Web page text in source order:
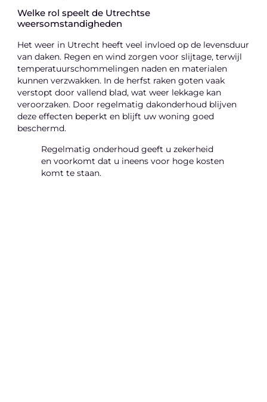
Welke rol speelt de Utrechtse
weersomstandigheden
Het weer in Utrecht heeft veel invloed op de levensduur
van daken. Regen en wind zorgen voor slijtage, terwijl
temperatuurschommelingen naden en materialen
kunnen verzwakken. In de herfst raken goten vaak
verstopt door vallend blad, wat weer lekkage kan
veroorzaken. Door regelmatig dakonderhoud blijven
deze effecten beperkt en blijft uw woning goed
beschermd.
Regelmatig onderhoud geeft u zekerheid
en voorkomt dat u ineens voor hoge kosten
komt te staan.